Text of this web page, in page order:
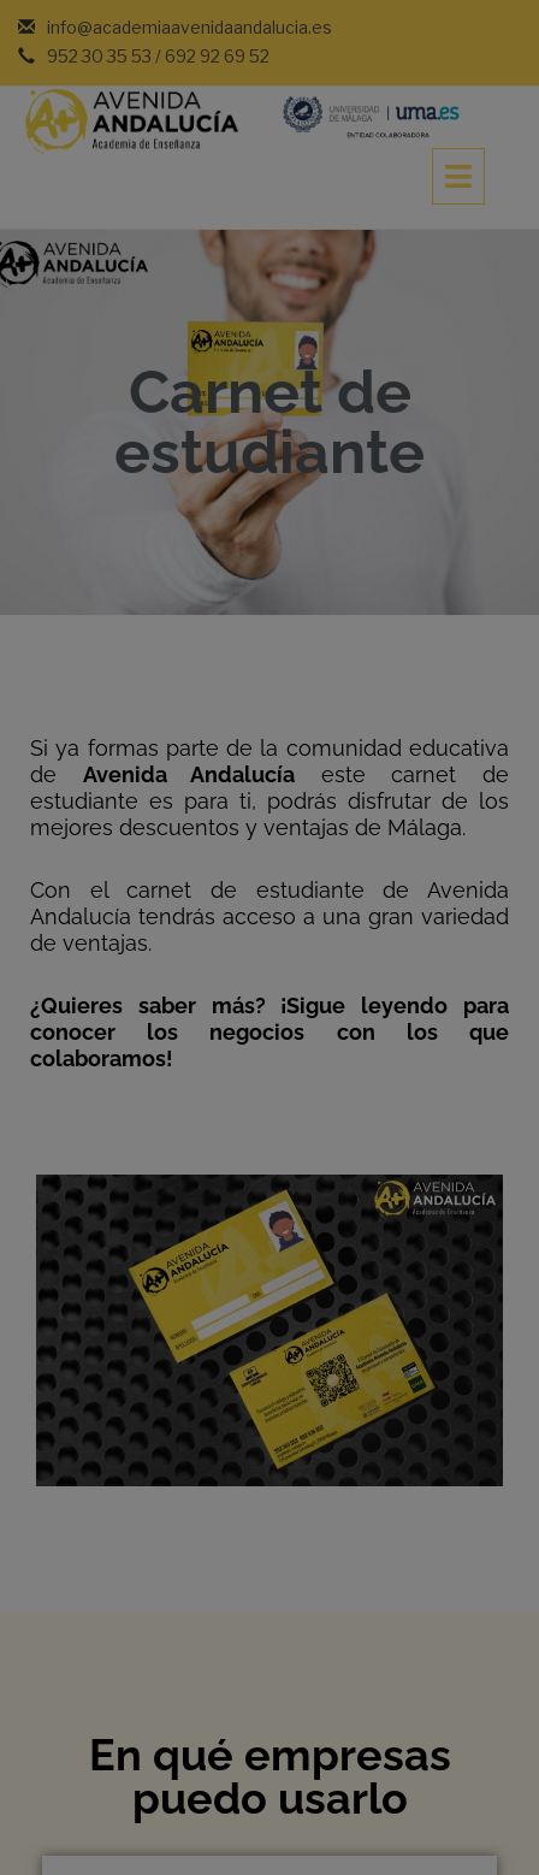
info@academiaavenidaandalucia.es
952 30 35 53 / 692 92 69 52
Carnet de
estudiante
Si ya formas parte de la comunidad educativa
de Avenida Andalucía este carnet de
estudiante es para ti, podrás disfrutar de los
mejores descuentos y ventajas de Málaga.
Con el carnet de estudiante de Avenida
Andalucía tendrás acceso a una gran variedad
de ventajas.
¿Quieres saber más? ¡Sigue leyendo para
conocer los negocios con los que
colaboramos!
En qué empresas
puedo usarlo